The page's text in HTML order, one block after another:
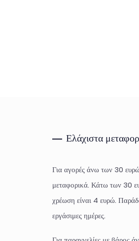
Ελάχιστα
Για αγορές άνω των 30
μεταφορικά. Κάτω των 30
χρέωση είναι 4 ευρώ.
εργάσιμες ημέρες.